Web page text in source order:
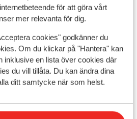
för att göra vårt
mer relevanta för dig.
cookies" godkänner du
Om du klickar på "Hantera" kan
inklusive en lista över cookies där
du vill tillåta. Du kan ändra dina
ditt samtycke när som helst.